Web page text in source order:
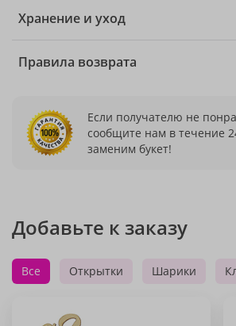
Хранение и уход
Правила возврата
Если получателю не
сообщите нам в течение
заменим букет!
Добавьте к заказу
Все Открытки Шарики